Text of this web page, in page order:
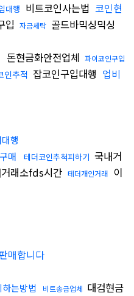
대행 비트코인사는법 코인현
입 자금세탁 골드바믹싱믹싱
돈현금화안전업체 파이코인구입
인추적 잡코인구입대행 업비
행
매 테더코인추척피하기 국내거
래소fds시간 테더개인거래 이
매합니다
는방법 비트송금업체 대검현금